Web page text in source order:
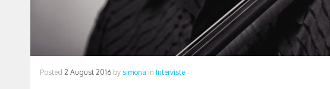
Posted 2 August 2016 by simona in Interviste